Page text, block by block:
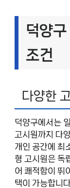
덕양
조건
다양한
덕양구에서는
고시원까지 다
개인 공간에 최
형 고시원은 독
어 쾌적함이 뛰
택이 가능합니